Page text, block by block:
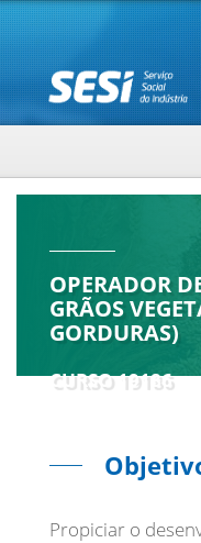
OPERADOR
GRÃOS
GORDURAS)
CURSO 19186
Propiciar o